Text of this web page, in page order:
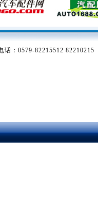
：0579-82215512 82210215